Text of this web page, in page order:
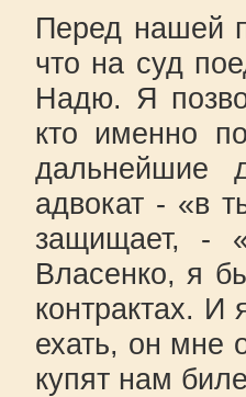
Перед нашей
что на суд
Надю. Я
кто именно
дальнейшие
адвокат - «в
защищает, -
Власенко, я
контрактах.
ехать, он мне
купят нам